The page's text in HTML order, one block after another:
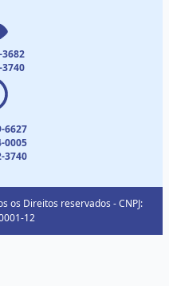
6627
0005
3740
os Direitos reservados - CNPJ:
12